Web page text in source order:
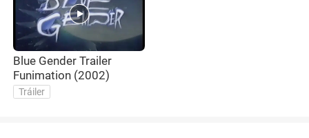
Blue Gender Trailer
Funimation (2002)
Tráiler